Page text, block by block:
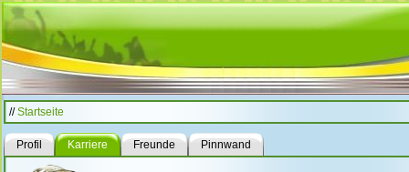
//Startseite
Profil Karriere Freunde Pinnwand